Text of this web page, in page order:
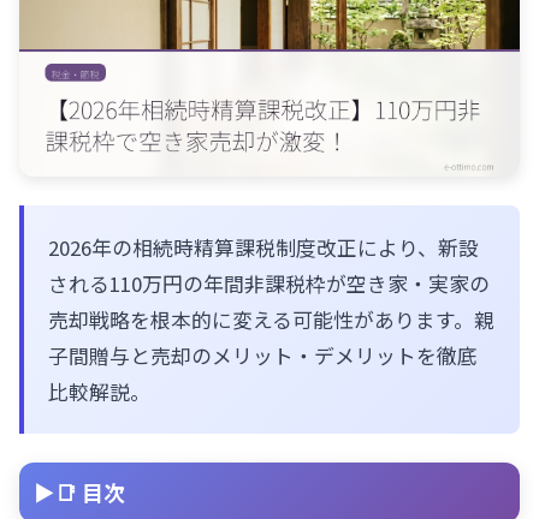
2026年の相続時精算課税制度改正により、新設
される110万円の年間非課税枠が空き家・実家の
売却戦略を根本的に変える可能性があります。親
子間贈与と売却のメリット・デメリットを徹底
比較解説。
📑 目次